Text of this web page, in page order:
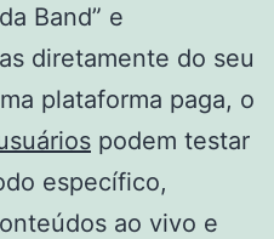
Band” e
diretamente do seu
plataforma paga, o
podem testar
específico,
ao vivo e